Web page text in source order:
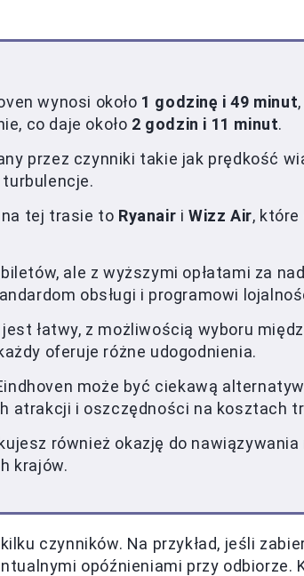
wynosi około 1 godzinę i 49 minut
co daje około 2 godzin i 11 minut.
przez czynniki takie jak prędkość
tej trasie to Ryanair iWizz Air,
ale z wyższymi opłatami za
obsługi i programowi
łatwy, z możliwością wyboru
oferuje różne udogodnienia.
może być ciekawą
atrakcji i oszczędności na kosztach
również okazję do
krajów.
czynników. Na przykład, jeśli
opóźnieniami przy odbiorze.